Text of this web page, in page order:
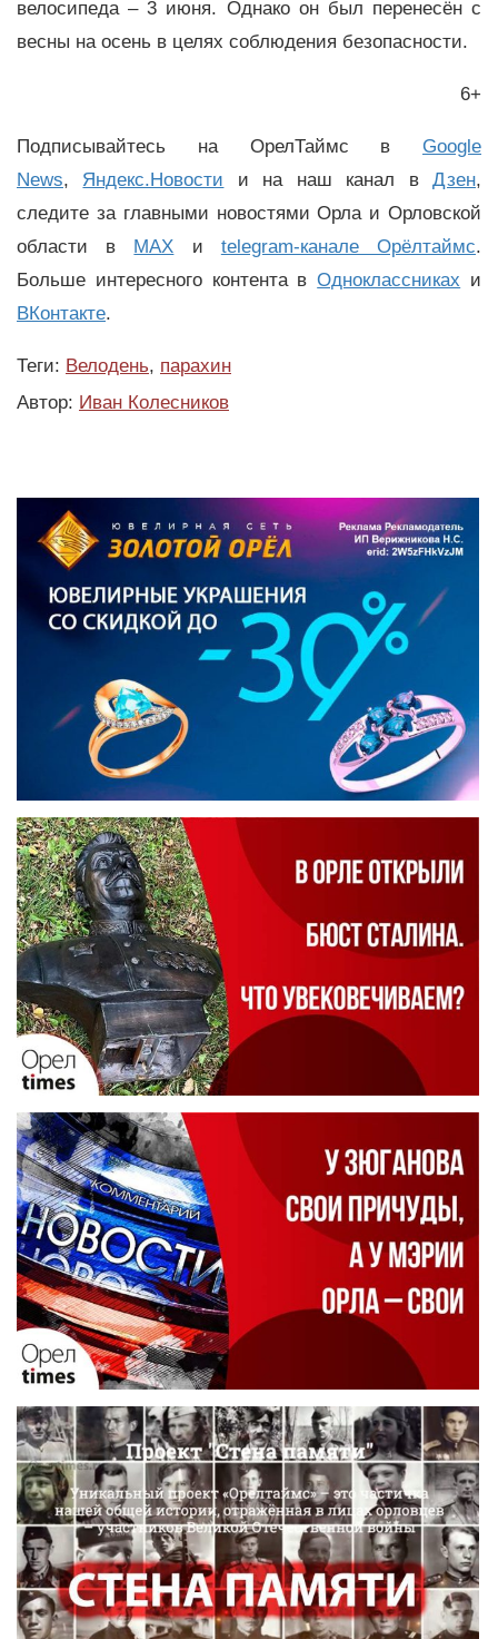
велосипеда – 3 июня. Однако он был перенесён с
весны на осень в целях соблюдения безопасности.
6+
Подписывайтесь на ОрелТаймс в Google
News, Яндекс.Новости и на наш канал вДзен,
следите за главными новостями Орла и Орловской
области в MAX и telegram-канале Орёлтаймс.
Больше интересного контента вОдноклассниках и
ВКонтакте.
Теги: Велодень, парахин
Автор: Иван Колесников